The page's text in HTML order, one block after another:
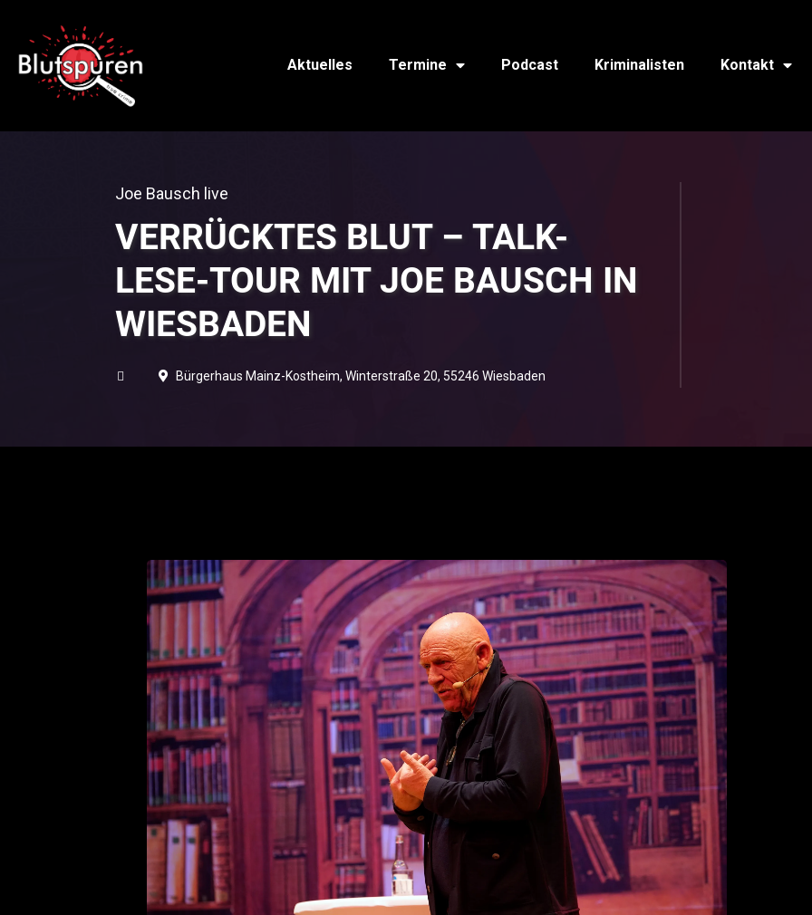
Aktuelles Termine Podcast Kriminalisten Kontakt
Joe Bausch live
VERRÜCKTES BLUT – TALK-
LESE-TOUR MIT JOE BAUSCH IN
WIESBADEN
Bürgerhaus Mainz-Kostheim, Winterstraße 20, 55246 Wiesbaden